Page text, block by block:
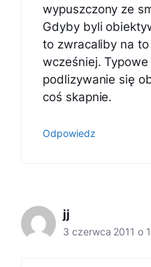
wypuszczony ze
Gdyby byli
to zwracaliby na to
wcześniej.
podlizywanie się
coś skapnie.
Odpowiedz
jj
3 czerwca 2011 o